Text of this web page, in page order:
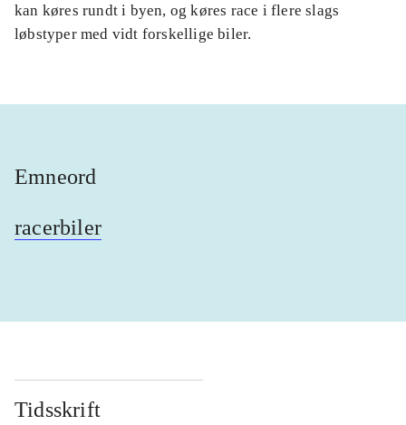
kan køres rundt i byen, og køres race i flere slags
løbstyper med vidt forskellige biler.
Emneord
racerbiler
Tidsskrift